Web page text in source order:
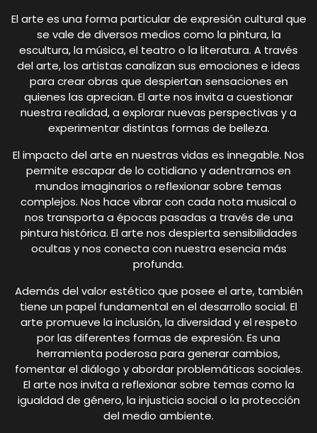
El arte es una forma particular de expresión cultural que
se vale de diversos medios como la pintura, la
escultura, la música, el teatro o la literatura. A través
del arte, los artistas canalizan sus emociones e ideas
para crear obras que despiertan sensaciones en
quienes las aprecian. El arte nos invita a cuestionar
nuestra realidad, a explorar nuevas perspectivas y a
experimentar distintas formas de belleza.
El impacto del arte en nuestras vidas es innegable. Nos
permite escapar de lo cotidiano y adentrarnos en
mundos imaginarios o reflexionar sobre temas
complejos. Nos hace vibrar con cada nota musical o
nos transporta a épocas pasadas a través de una
pintura histórica. El arte nos despierta sensibilidades
ocultas y nos conecta con nuestra esencia más
profunda.
Además del valor estético que posee el arte, también
tiene un papel fundamental en el desarrollo social. El
arte promueve la inclusión, la diversidad y el respeto
por las diferentes formas de expresión. Es una
herramienta poderosa para generar cambios,
fomentar el diálogo y abordar problemáticas sociales.
El arte nos invita a reflexionar sobre temas como la
igualdad de género, la injusticia social o la protección
del medio ambiente.